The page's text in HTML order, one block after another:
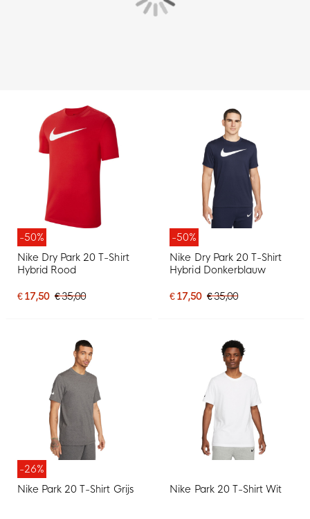
-50%
Nike Dry Park 20 T-Shirt
Hybrid Rood
€ 17,50 € 35,00
-50%
Nike Dry Park 20 T-Shirt
Hybrid Donkerblauw
€ 17,50 € 35,00
-26%
Nike Park 20 T-Shirt Grijs
Nike Park 20 T-Shirt Wit